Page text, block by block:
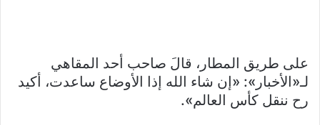
على طريق المطار، قالَ صاحب أحد المقاهي
لـ«الأخبار»: «إن شاء الله إذا الأوضاع ساعدت، أكيد
رح ننقل كأس العالم».